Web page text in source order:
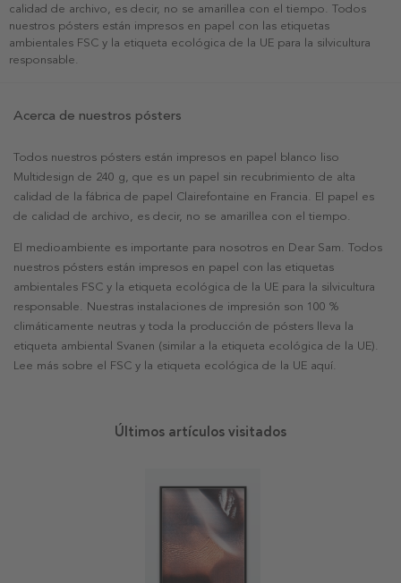
calidad de archivo, es decir, no se amarillea con el tiempo. Todos
nuestros pósters están impresos en papel con las etiquetas
ambientales FSC y la etiqueta ecológica de la UE para la silvicultura
responsable.
Acerca de nuestros pósters
Todos nuestros pósters están impresos en papel blanco liso
Multidesign de 240 g, que es un papel sin recubrimiento de alta
calidad de la fábrica de papel Clairefontaine en Francia. El papel es
de calidad de archivo, es decir, no se amarillea con el tiempo.
El medioambiente es importante para nosotros en Dear Sam. Todos
nuestros pósters están impresos en papel con las etiquetas
ambientales FSC y la etiqueta ecológica de la UE para la silvicultura
responsable. Nuestras instalaciones de impresión son 100 %
climáticamente neutras y toda la producción de pósters lleva la
etiqueta ambiental Svanen (similar a la etiqueta ecológica de la UE).
Lee más sobre el FSC y la etiqueta ecológica de la UE aquí.
Últimos artículos visitados